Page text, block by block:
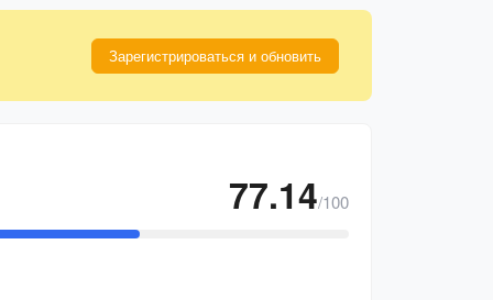
Зарегистрироваться и обновить
77.14/100